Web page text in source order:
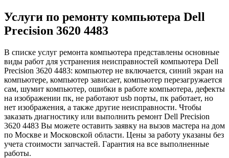
Услуги по ремонту компьютера Dell
Precision 3620 4483
В списке услуг ремонта компьютера представлены основные
виды работ для устранения неисправностей компьютера Dell
Precision 3620 4483: компьютер не включается, синий экран на
компьютере, компьютер зависает, компьютер перезагружается
сам, шумит компьютер, ошибки в работе компьютера, дефекты
на изображении пк, не работают usb порты, пк работает, но
нет изображения, а также другие неисправности. Чтобы
заказать диагностику или выполнить ремонт Dell Precision
3620 4483 Вы можете оставить заявку на вызов мастера на дом
по Москве и Московской области. Цены за работу указаны без
учета стоимости запчастей. Гарантия на все выполненные
работы.